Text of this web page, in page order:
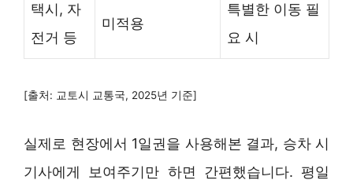
택시, 자
전거 등
미적용
특별한 이동 필
요 시
[출처: 교토시 교통국, 2025년 기준]
실제로 현장에서 1일권을 사용해본 결과, 승차 시
기사에게 보여주기만 하면 간편했습니다. 평일